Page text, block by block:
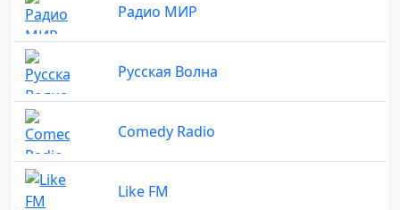
Радио МИР
Русская Волна
Comedy Radio
Like FM